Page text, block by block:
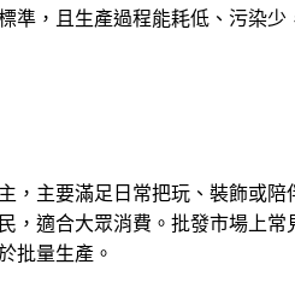
準，且生產過程能耗低、污染少
，主要滿足日常把玩、裝飾或陪
，適合大眾消費。批發市場上常
批量生產。